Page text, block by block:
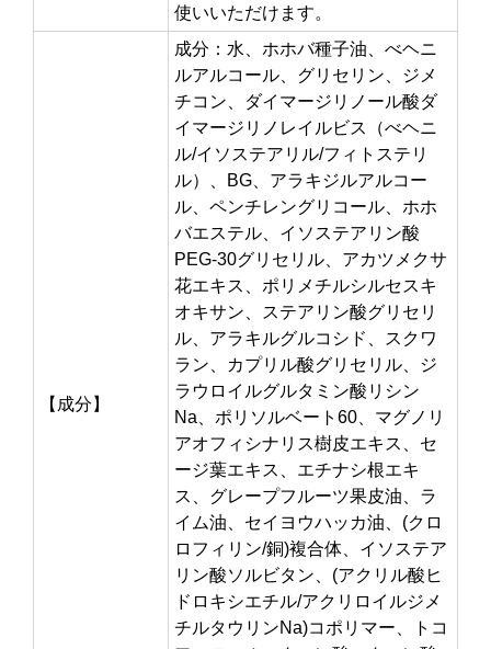
使いいただけます。
【成分】
成分：水、ホホバ種子油、べヘニ
ルアルコール、グリセリン、ジメ
チコン、ダイマージリノール酸ダ
イマージリノレイルビス（べヘニ
ル/イソステアリル/フィトステリ
ル）、BG、アラキジルアルコー
ル、ペンチレングリコール、ホホ
バエステル、イソステアリン酸
PEG-30グリセリル、アカツメクサ
花エキス、ポリメチルシルセスキ
オキサン、ステアリン酸グリセリ
ル、アラキルグルコシド、スクワ
ラン、カプリル酸グリセリル、ジ
ラウロイルグルタミン酸リシン
Na、ポリソルベート60、マグノリ
アオフィシナリス樹皮エキス、セ
ージ葉エキス、エチナシ根エキ
ス、グレープフルーツ果皮油、ラ
イム油、セイヨウハッカ油、(クロ
ロフィリン/銅)複合体、イソステア
リン酸ソルビタン、(アクリル酸ヒ
ドロキシエチル/アクリロイルジメ
チルタウリンNa)コポリマー、トコ